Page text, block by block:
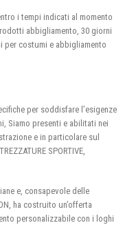
i tempi indicati al momento
abbigliamento, 30 giorni
costumi e abbigliamento
per soddisfare l’esigenze
Siamo presenti e abilitati nei
e in particolare sul
SPORTIVE,
e, consapevole delle
ha costruito un’offerta
personalizzabile con i loghi